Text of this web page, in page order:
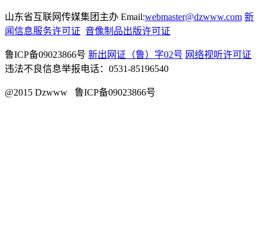
山东省互联网传媒集团主办 Email:webmaster@dzwww.com 新
闻信息服务许可证 音像制品出版许可证
鲁ICP备09023866号 新出网证（鲁）字02号 网络视听许可证
违法不良信息举报电话：0531-85196540
@2015 Dzwww 鲁ICP备09023866号